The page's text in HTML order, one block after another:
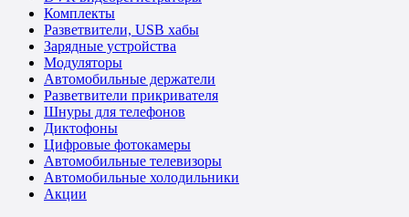
Комплекты
Разветвители, USB хабы
Зарядные устройства
Модуляторы
Автомобильные держатели
Разветвители прикривателя
Шнуры для телефонов
Диктофоны
Цифровые фотокамеры
Автомобильные телевизоры
Автомобильные холодильники
Акции